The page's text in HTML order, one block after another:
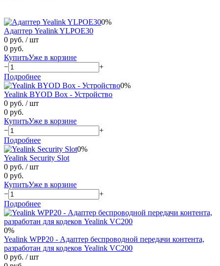
0%
Адаптер Yealink YLPOE30
0 руб. / шт
0 руб.
КупитьУже в корзине
−
+
Подробнее
0%
Yealink BYOD Box - Устройство
0 руб. / шт
0 руб.
КупитьУже в корзине
−
+
Подробнее
0%
Yealink Security Slot
0 руб. / шт
0 руб.
КупитьУже в корзине
−
+
Подробнее
0%
Yealink WPP20 - Адаптер беспроводной передачи контента,
разработан для кодеков Yealink VC200
0 руб. / шт